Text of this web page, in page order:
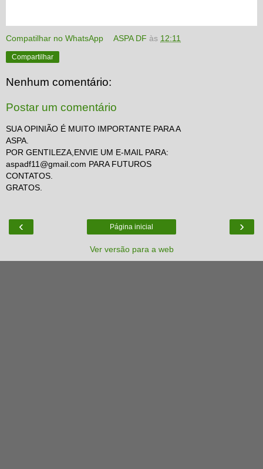
Compatilhar no WhatsApp ASPA DF às 12:11
Compartilhar
Nenhum comentário:
Postar um comentário
SUA OPINIÃO É MUITO IMPORTANTE PARA A
ASPA.
POR GENTILEZA,ENVIE UM E-MAIL PARA:
aspadf11@gmail.com PARA FUTUROS
CONTATOS.
GRATOS.
‹ ›
Página inicial
Ver versão para a web